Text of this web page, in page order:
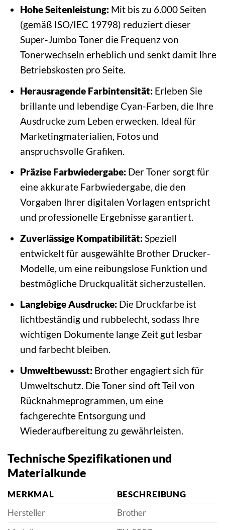
Hohe Seitenleistung:Mit bis zu 6.000 Seiten
(gemäß ISO/IEC 19798) reduziert dieser
Super-Jumbo Toner die Frequenz von
Tonerwechseln erheblich und senkt damit Ihre
Betriebskosten pro Seite.
Herausragende Farbintensität:Erleben Sie
brillante und lebendige Cyan-Farben, die Ihre
Ausdrucke zum Leben erwecken. Ideal für
Marketingmaterialien, Fotos und
anspruchsvolle Grafiken.
Präzise Farbwiedergabe:Der Toner sorgt für
eine akkurate Farbwiedergabe, die den
Vorgaben Ihrer digitalen Vorlagen entspricht
und professionelle Ergebnisse garantiert.
Zuverlässige Kompatibilität:Speziell
entwickelt für ausgewählte Brother Drucker-
Modelle, um eine reibungslose Funktion und
bestmögliche Druckqualität sicherzustellen.
Langlebige Ausdrucke:Die Druckfarbe ist
lichtbeständig und rubbelecht, sodass Ihre
wichtigen Dokumente lange Zeit gut lesbar
und farbecht bleiben.
Umweltbewusst:Brother engagiert sich für
Umweltschutz. Die Toner sind oft Teil von
Rücknahmeprogrammen, um eine
fachgerechte Entsorgung und
Wiederaufbereitung zu gewährleisten.
Technische Spezifikationen und
Materialkunde
MERKMAL
BESCHREIBUNG
Hersteller
Brother